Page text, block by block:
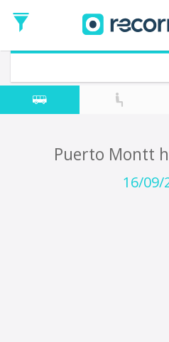
de
Ida
Vuelta (opcional)
Fecha
de
Puerto Montt
16/09/